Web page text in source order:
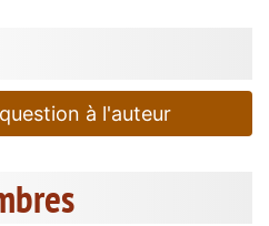
à l'auteur